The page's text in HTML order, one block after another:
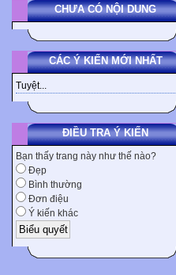
CHƯA CÓ NỘI DUNG
CÁC Ý KIẾN MỚI NHẤT
Tuyệt...
ĐIỀU TRA Ý KIẾN
Bạn thấy trang này như thế nào?
Đẹp
Bình thường
Đơn điệu
Ý kiến khác